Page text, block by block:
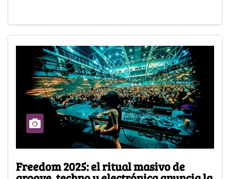
Freedom 2025: el ritual masivo de